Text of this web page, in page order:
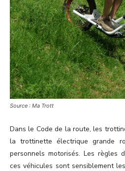
Source : Ma Trott
Dans le Code de la route, les
la trottinette électrique grande
personnels motorisés. Les règles
ces véhicules sont sensiblement